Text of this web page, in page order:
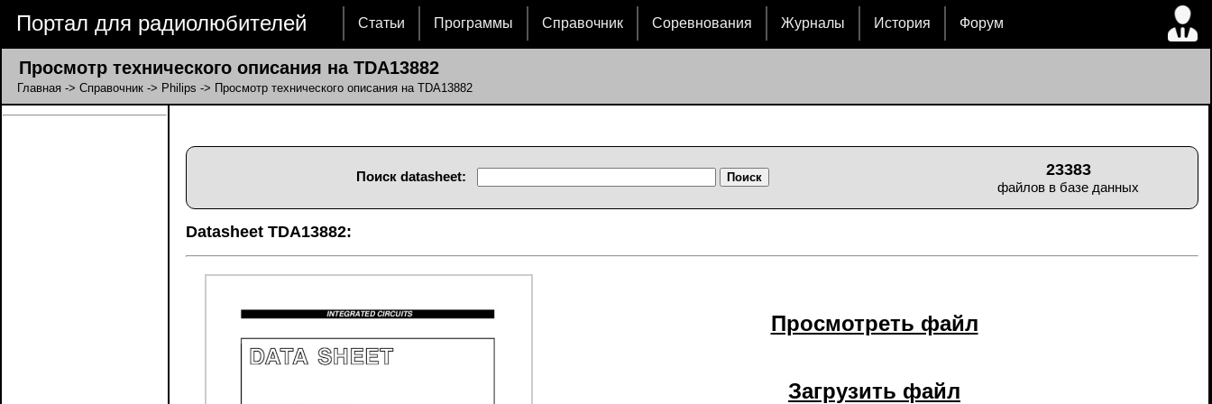
Портал для радиолюбителей Статьи Программы Справочник Соревнования Журналы История Форум
Просмотр технического описания на TDA13882
Главная -> Справочник -> Philips -> Просмотр технического описания на TDA13882
Поиск datasheet: 23383
файлов в базе данных
Datasheet TDA13882:
Просмотреть файл
Загрузить файл